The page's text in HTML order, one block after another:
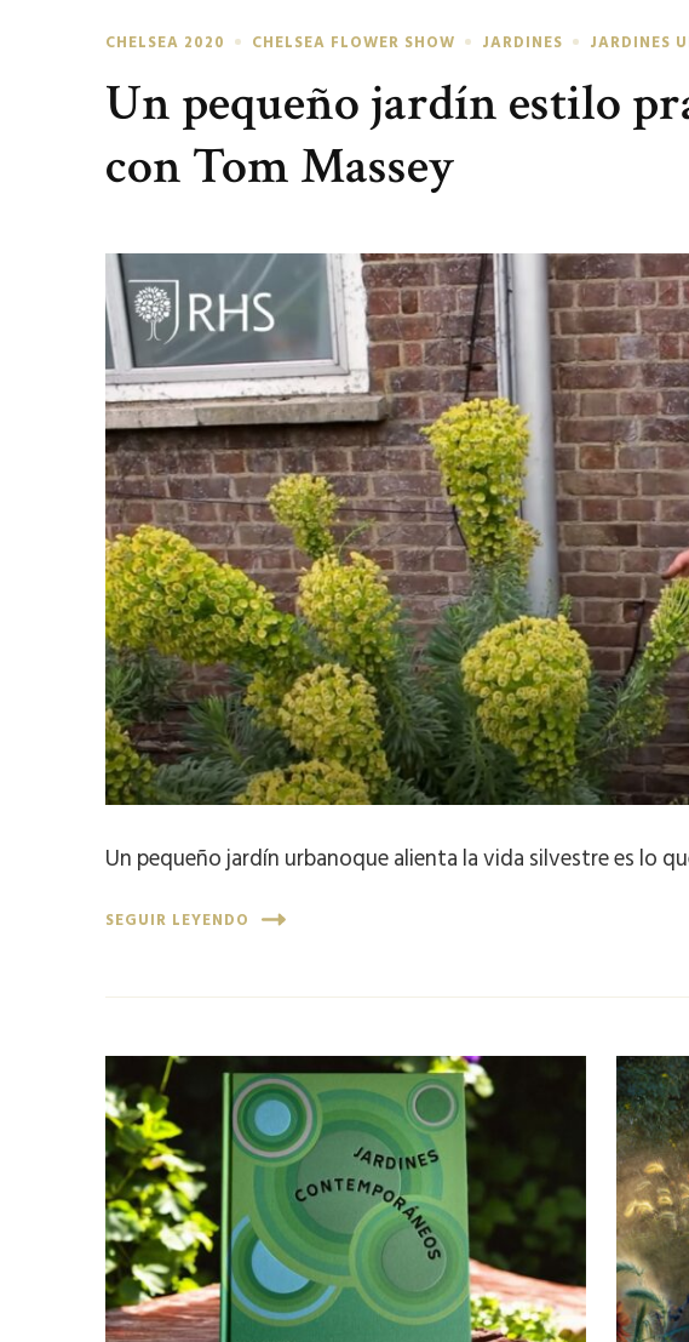
CHELSEA 2020 CHELSEA FLOWER SHOW JARDINES JARDINES
Un pequeño jardín estilo
con Tom Massey
Un pequeño jardín urbanoque alienta la vida silvestre es lo
SEGUIR LEYENDO